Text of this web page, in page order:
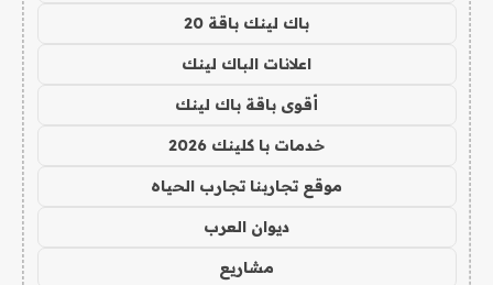
باك لينك باقة 20
اعلانات الباك لينك
أقوى باقة باك لينك
خدمات با كلينك 2026
موقع تجاربنا تجارب الحياه
ديوان العرب
مشاريع